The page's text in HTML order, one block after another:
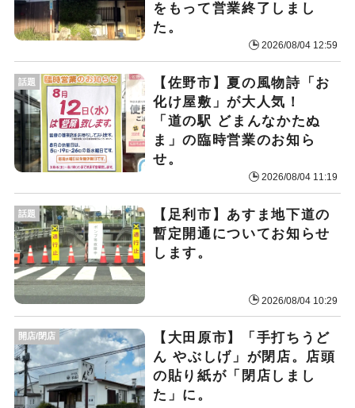
をもって営業終了しまし
た。
2026/08/04 12:59
話題
【佐野市】夏の風物詩「お
化け屋敷」が大人気！
「道の駅 どまんなかたぬ
ま」の臨時営業のお知ら
せ。
2026/08/04 11:19
話題
【足利市】あすま地下道の
暫定開通についてお知らせ
します。
2026/08/04 10:29
開店/閉店
【大田原市】「手打ちうど
ん やぶしげ」が閉店。店頭
の貼り紙が「閉店しまし
た」に。